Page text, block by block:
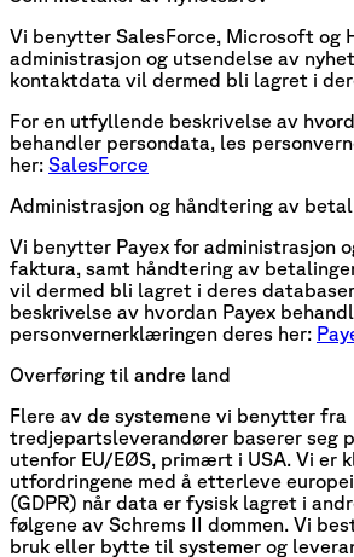
Vi benytter SalesForce, Microsoft og
administrasjon og utsendelse av
kontaktdata vil dermed bli lagret i
For en utfyllende beskrivelse av
behandler persondata, les
her: SalesForce
Administrasjon og håndtering av
Vi benytter Payex for administrasjon
faktura, samt håndtering av
vil dermed bli lagret i deres
beskrivelse av hvordan Payex
personvernerklæringen deres her:
Overføring til andre land
Flere av de systemene vi benytter fra
tredjepartsleverandører baserer seg
utenfor EU/EØS, primært i USA. Vi er
utfordringene med å etterleve
(GDPR) når data er fysisk lagret i
følgene av Schrems II dommen. Vi
bruk eller bytte til systemer og